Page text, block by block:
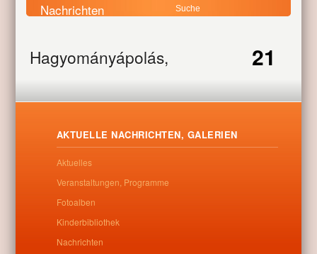
Nachrichten
Hagyományápolás,
szórakozás
21
AKTUELLE NACHRICHTEN, GALERIEN
Aktuelles
Veranstaltungen, Programme
Fotoalben
Kinderbibliothek
Nachrichten